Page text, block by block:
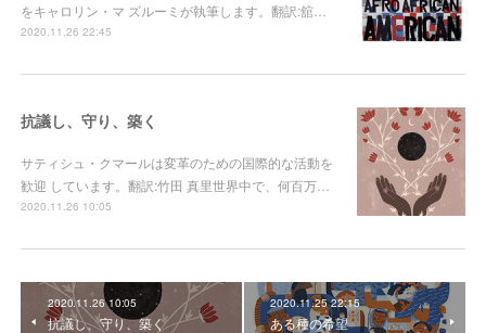
をキャロリン・マ ズルーミが執筆します。翻訳:舘…
2020.11.26 22:45
抗議し、守り、築く
サティシュ・クマールは変革のための国際的な活動を
歓迎 しています。翻訳:竹田 真里世界中で、何百万…
2020.11.26 10:05
2020.11.26 10:05
抗議し、守り、築く
2020.11.25 22:15
ある種の希望